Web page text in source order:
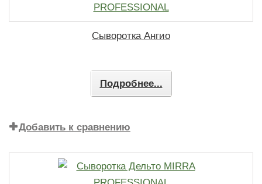
Сыворотка Ангио
Подробнее...
Добавить к сравнению